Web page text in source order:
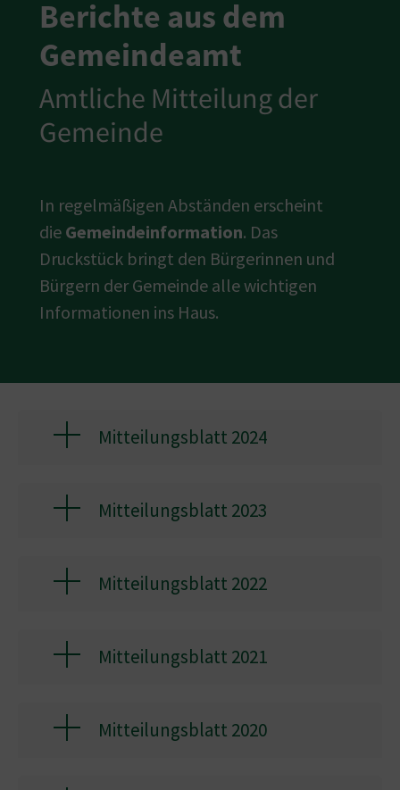
Berichte aus dem
Gemeindeamt
Amtliche Mitteilung der
Gemeinde
In regelmäßigen Abständen erscheint
die Gemeindeinformation. Das
Druckstück bringt den Bürgerinnen und
Bürgern der Gemeinde alle wichtigen
Informationen ins Haus.
Mitteilungsblatt 2024
Mitteilungsblatt 2023
Mitteilungsblatt 2022
Mitteilungsblatt 2021
Mitteilungsblatt 2020